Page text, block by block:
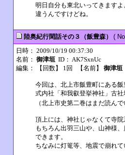
明日自分も東北いってきますよ
違うんですけどね。
陸奥紀行閑話その３（飯豊森）
(
日時： 2009/10/19 00:37:30
名前： 御津垣ID： AK7SxnUc
編集：
【回数】 1回 【名前】 御津垣
今回は、北上市飯豊町にある飯
式内社「和我叡登挙神社」古社
（北上市史第二巻はまだ読ん
頂上には、神社じゃなくて寺院
もちろん出羽三山や、山神様
できます。
ちなみに灯篭等、地震で崩れて